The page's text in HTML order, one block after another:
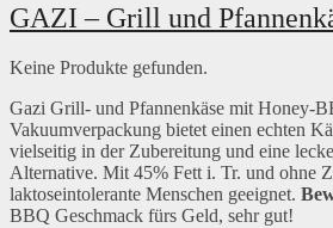
GAZI – Grill und
Keine Produkte gefunden.
Gazi Grill- und Pfannenkäse mit Honey-
Vakuumverpackung bietet einen echten
vielseitig in der Zubereitung und eine
Alternative. Mit 45% Fett i. Tr. und ohne
laktoseintolerante Menschen geeignet.
BBQ Geschmack fürs Geld, sehr gut!